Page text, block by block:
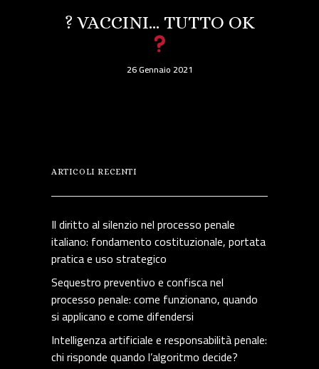
? VACCINI… TUTTO OK
26 Gennaio 2021
ARTICOLI RECENTI
Il diritto al silenzio nel processo penale
italiano: fondamento costituzionale, portata
pratica e uso strategico
Sequestro preventivo e confisca nel
processo penale: come funzionano, quando
si applicano e come difendersi
Intelligenza artificiale e responsabilità penale:
chi risponde quando l’algoritmo decide?